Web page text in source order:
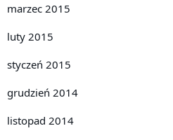
marzec 2015
luty 2015
styczeń 2015
grudzień 2014
listopad 2014